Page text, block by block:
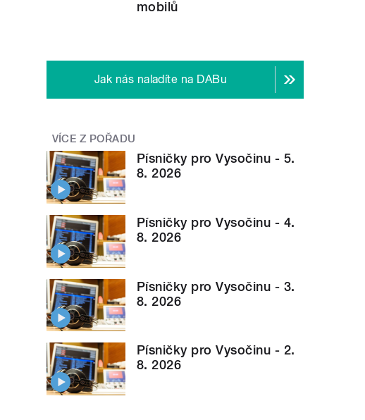
mobilů
Jak nás naladíte na DABu
VÍCE Z POŘADU
Písničky pro Vysočinu - 5.
8. 2026
Písničky pro Vysočinu - 4.
8. 2026
Písničky pro Vysočinu - 3.
8. 2026
Písničky pro Vysočinu - 2.
8. 2026